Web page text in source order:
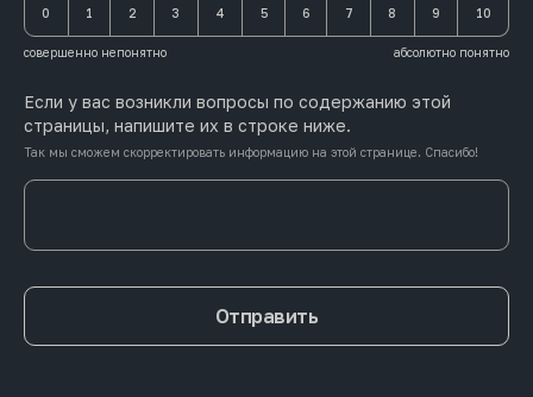
0 1 2 3 4 5 6 7 8 9 10
совершенно непонятно абсолютно понятно
Если у вас возникли вопросы по содержанию этой
страницы, напишите их в строке ниже.
Так мы сможем скорректировать информацию на этой странице. Спасибо!
Отправить